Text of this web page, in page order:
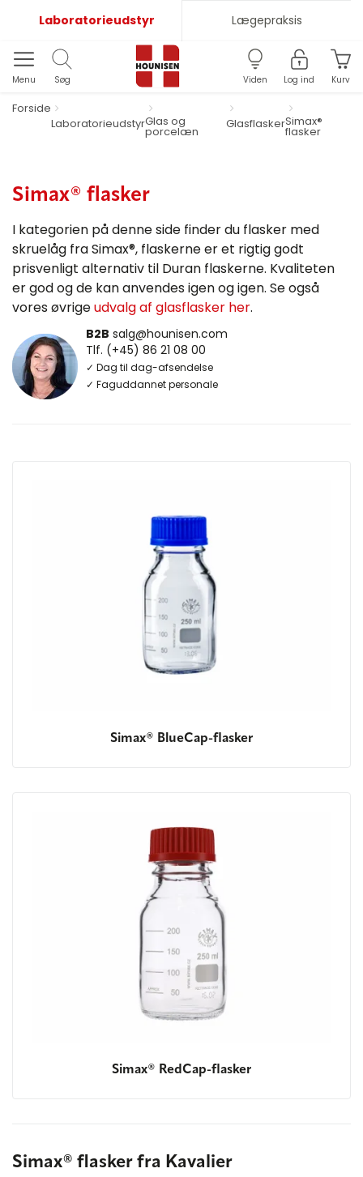
Laboratorieudstyr Lægepraksis
Menu Søg Viden Log ind Kurv
Forside
LaboratorieudstyrGlas og
porcelæn
GlasflaskerSimax®
flasker
Simax® flasker
I kategorien på denne side finder du flasker med
skruelåg fra Simax®, flaskerne er et rigtig godt
prisvenligt alternativ til Duran flaskerne. Kvaliteten
er god og de kan anvendes igen og igen. Se også
vores øvrigeudvalg af glasflasker her.
B2B salg@hounisen.com
Tlf. (+45) 86 21 08 00
✓ Dag til dag-afsendelse
✓ Faguddannet personale
Simax® BlueCap-flasker
Simax® RedCap-flasker
Simax® flasker fra Kavalier